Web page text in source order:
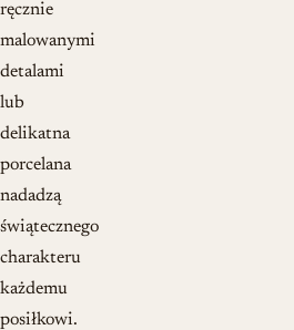
ręcznie
malowanymi
detalami
lub
delikatna
porcelana
nadadzą
świątecznego
charakteru
każdemu
posiłkowi.